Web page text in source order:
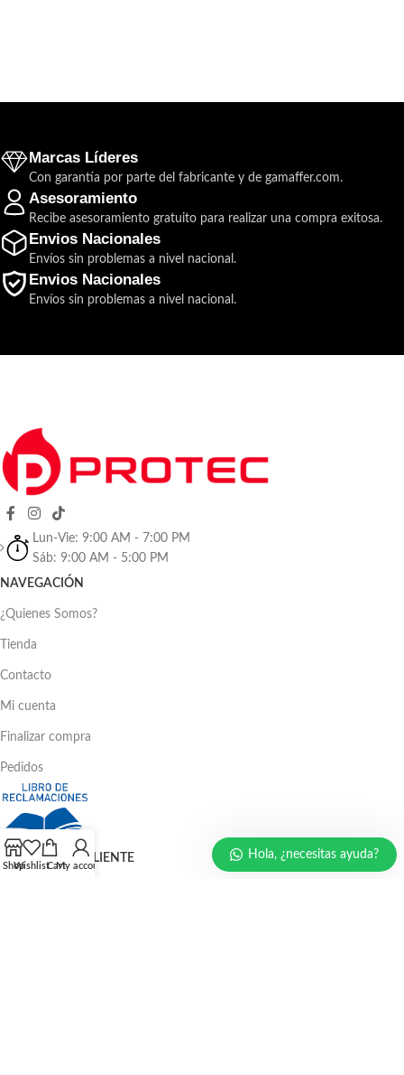
Marcas Líderes
Con garantía por parte del fabricante y de gamaffer.com.
Asesoramiento
Recibe asesoramiento gratuito para realizar una compra exitosa.
Envios Nacionales
Envíos sin problemas a nivel nacional.
Envios Nacionales
Envíos sin problemas a nivel nacional.
Lun-Vie: 9:00 AM - 7:00 PM
Sáb: 9:00 AM - 5:00 PM
NAVEGACIÓN
¿Quienes Somos?
Tienda
Contacto
Mi cuenta
Finalizar compra
Pedidos
ATENCIÓN AL CLIENTE
ShopWishlistCartMy account
Hola, ¿necesitas ayuda?